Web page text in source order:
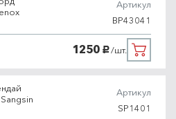
Артикул
BP43041
1250 руб./шт.
Артикул
SP1401